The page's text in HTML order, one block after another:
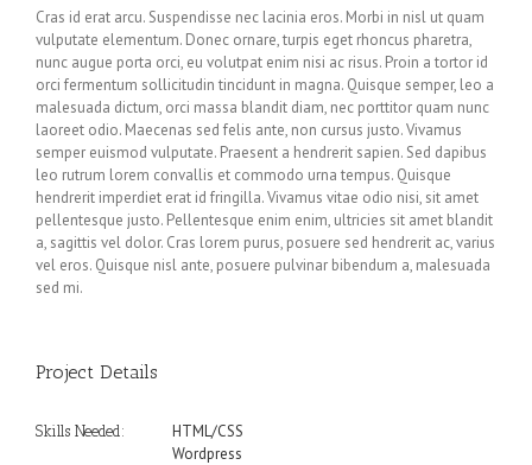
Cras id erat arcu. Suspendisse nec lacinia eros. Morbi in nisl ut quam
vulputate elementum. Donec ornare, turpis eget rhoncus pharetra,
nunc augue porta orci, eu volutpat enim nisi ac risus. Proin a tortor id
orci fermentum sollicitudin tincidunt in magna. Quisque semper, leo a
malesuada dictum, orci massa blandit diam, nec porttitor quam nunc
laoreet odio. Maecenas sed felis ante, non cursus justo. Vivamus
semper euismod vulputate. Praesent a hendrerit sapien. Sed dapibus
leo rutrum lorem convallis et commodo urna tempus. Quisque
hendrerit imperdiet erat id fringilla. Vivamus vitae odio nisi, sit amet
pellentesque justo. Pellentesque enim enim, ultricies sit amet blandit
a, sagittis vel dolor. Cras lorem purus, posuere sed hendrerit ac, varius
vel eros. Quisque nisl ante, posuere pulvinar bibendum a, malesuada
sed mi.
Project Details
Skills Needed:
HTML/CSS
Wordpress